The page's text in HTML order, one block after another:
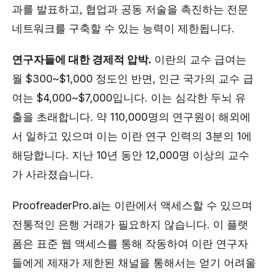
과를 발표하고, 협업과 공동 저술을 촉진하는 전문
네트워크를 구축할 수 있는 능력이 제한됩니다.
연구자들에 대한 경제적 압박. 이란의 교수 급여는
월 $300~$1,000 정도인 반면, 인근 국가의 교수 급
여는 $4,000~$7,000입니다. 이는 심각한 두뇌 유
출을 초래합니다. 약 110,000명의 연구원이 해외에
서 일하고 있으며 이는 이란 연구 인력의 3분의 1에
해당합니다. 지난 10년 동안 12,000명 이상의 교수
가 사라졌습니다.
ProofreaderPro.ai는 이란에서 액세스할 수 있으며
전통적인 은행 거래가 필요하지 않습니다. 이 플랫
폼은 표준 웹 액세스를 통해 작동하여 이란 연구자
들에게 제재가 제한된 채널을 통해서는 얻기 어려울